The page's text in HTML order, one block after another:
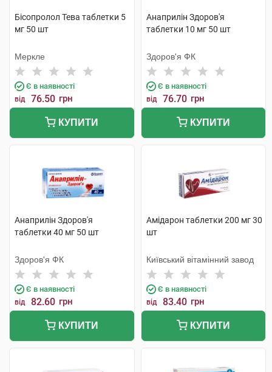
Бісопролол Тева таблетки 5
мг 50 шт
Меркле
Є в наявності
від 76.50 грн
КУПИТИ
Анаприлін Здоров'я
таблетки 10 мг 50 шт
Здоров'я ФК
Є в наявності
від 76.70 грн
КУПИТИ
Анаприлін Здоров'я
таблетки 40 мг 50 шт
Здоров'я ФК
Є в наявності
від 82.60 грн
КУПИТИ
Амідарон таблетки 200 мг 30
шт
Київський вітамінний завод
Є в наявності
від 83.40 грн
КУПИТИ